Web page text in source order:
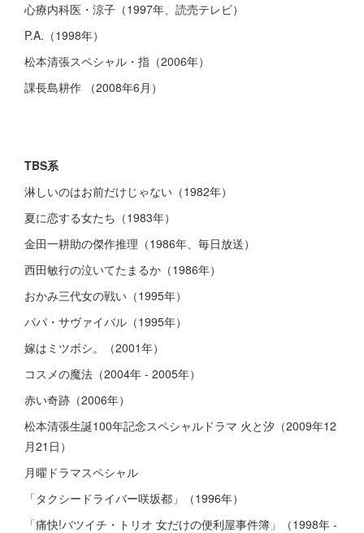
心療内科医・涼子（1997年、読売テレビ）
P.A.（1998年）
松本清張スペシャル・指（2006年）
課長島耕作 （2008年6月）
TBS系
淋しいのはお前だけじゃない（1982年）
夏に恋する女たち（1983年）
金田一耕助の傑作推理（1986年、毎日放送）
西田敏行の泣いてたまるか（1986年）
おかみ三代女の戦い（1995年）
パパ・サヴァイバル（1995年）
嫁はミツボシ。（2001年）
コスメの魔法（2004年 - 2005年）
赤い奇跡（2006年）
松本清張生誕100年記念スペシャルドラマ 火と汐（2009年12
月21日）
月曜ドラマスペシャル
「タクシードライバー咲坂都」（1996年）
「痛快!バツイチ・トリオ 女だけの便利屋事件簿」（1998年 -